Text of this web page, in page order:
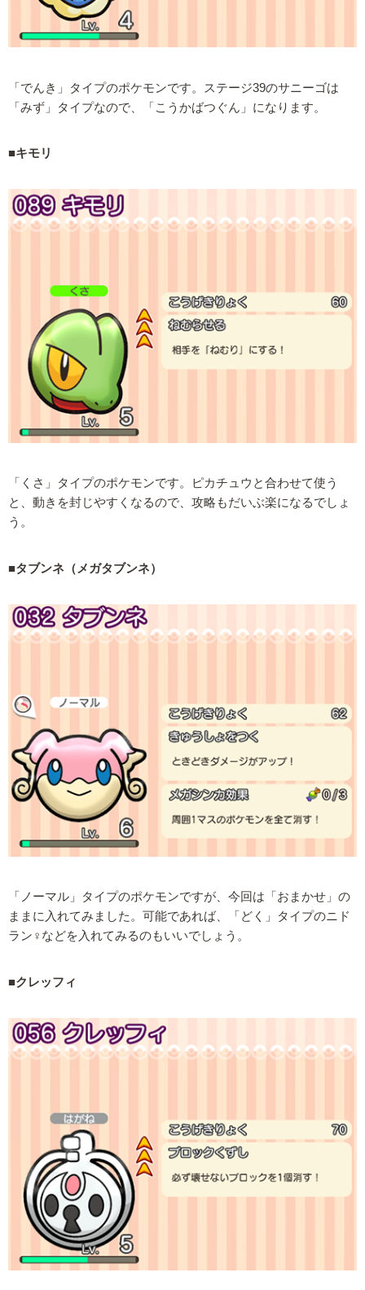
「でんき」タイプのポケモンです。ステージ39のサニーゴは
「みず」タイプなので、「こうかばつぐん」になります。
■キモリ
「くさ」タイプのポケモンです。ピカチュウと合わせて使う
と、動きを封じやすくなるので、攻略もだいぶ楽になるでしょ
う。
■タブンネ（メガタブンネ）
「ノーマル」タイプのポケモンですが、今回は「おまかせ」の
ままに入れてみました。可能であれば、「どく」タイプのニド
ラン♀などを入れてみるのもいいでしょう。
■クレッフィ